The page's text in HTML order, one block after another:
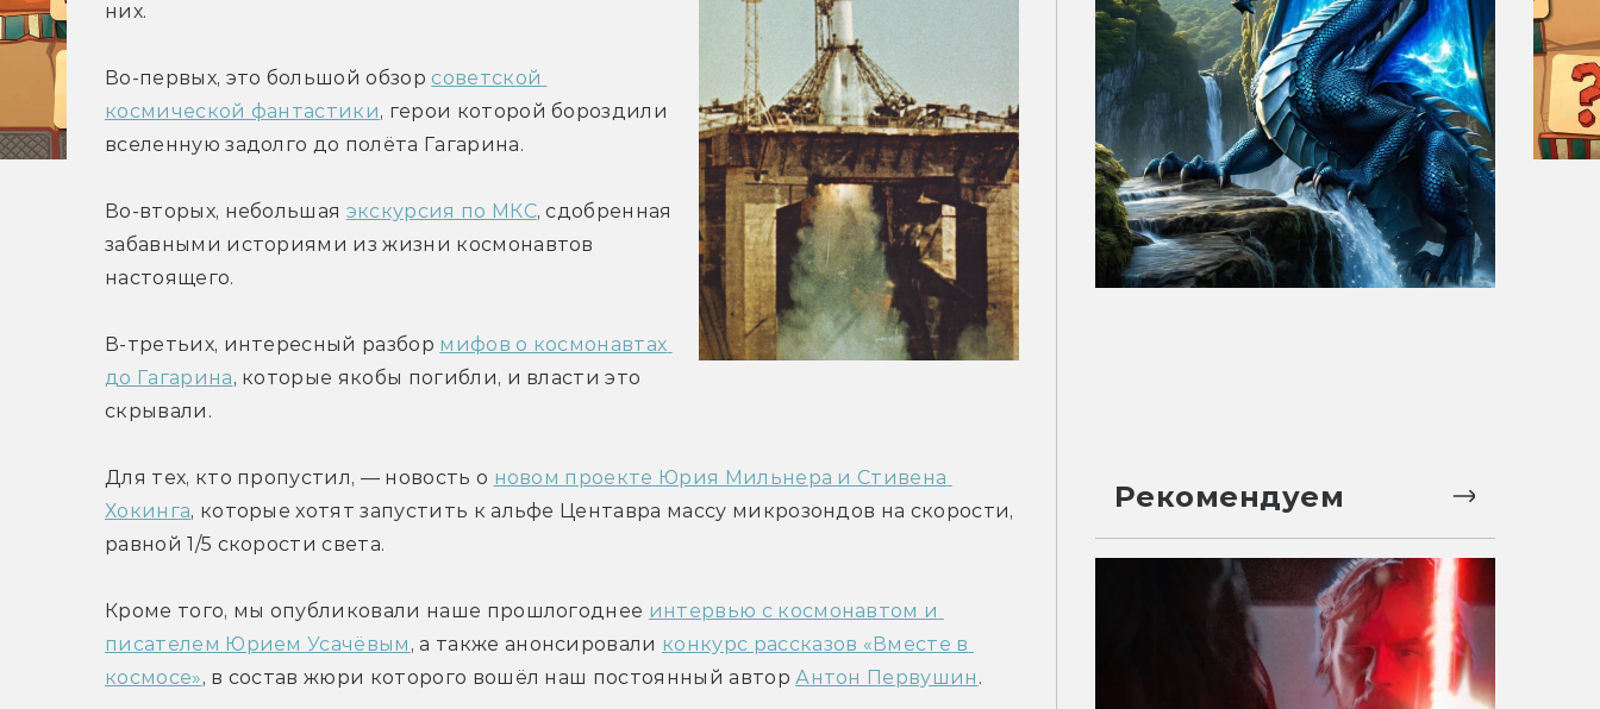
них.
Во-первых, это большой обзор советской
космической фантастики, герои которой бороздили
вселенную задолго до полёта Гагарина.
Во-вторых, небольшая экскурсия по МКС, сдобренная
забавными историями из жизни космонавтов
настоящего.
В-третьих, интересный разбор мифов о космонавтах
до Гагарина, которые якобы погибли, и власти это
скрывали.
Для тех, кто пропустил, — новость о новом проекте Юрия Мильнера и Стивена
Хокинга, которые хотят запустить к альфе Центавра массу микрозондов на скорости,
равной 1/5 скорости света.
Кроме того, мы опубликовали наше прошлогоднее интервью с космонавтом и
писателем Юрием Усачёвым , а также анонсировали конкурс рассказов «Вместе в
космосе», в состав жюри которого вошёл наш постоянный автор Антон Первушин .
Рекомендуем